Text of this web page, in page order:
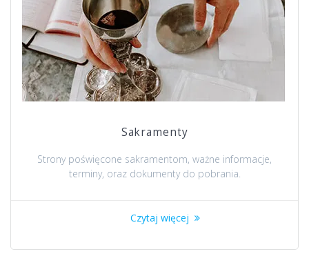
Sakramenty
Strony poświęcone sakramentom, ważne informacje,
terminy, oraz dokumenty do pobrania.
Czytaj więcej